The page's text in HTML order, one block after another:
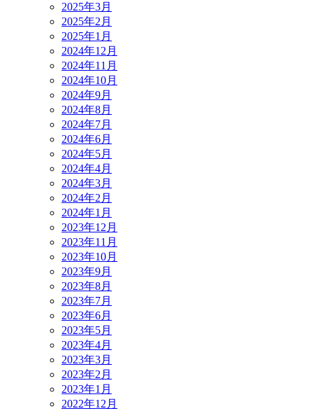
2025年3月
2025年2月
2025年1月
2024年12月
2024年11月
2024年10月
2024年9月
2024年8月
2024年7月
2024年6月
2024年5月
2024年4月
2024年3月
2024年2月
2024年1月
2023年12月
2023年11月
2023年10月
2023年9月
2023年8月
2023年7月
2023年6月
2023年5月
2023年4月
2023年3月
2023年2月
2023年1月
2022年12月